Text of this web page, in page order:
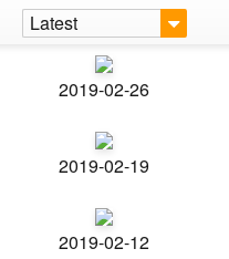
Latest
2019-02-26
2019-02-19
2019-02-12